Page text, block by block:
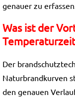
genauer zu
Was ist der
Der
Naturbrandkurven
den genauen